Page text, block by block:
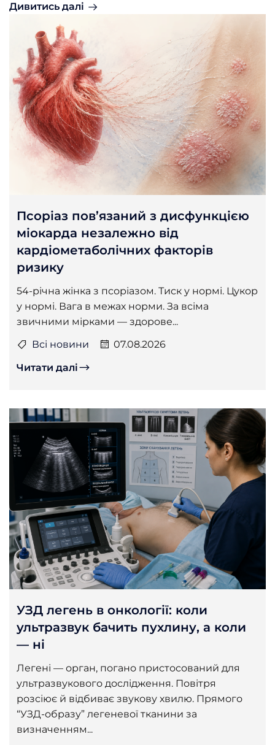
Дивитись далі
Псоріаз пов’язаний з дисфункцією
міокарда незалежно від
кардіометаболічних факторів
ризику
54-річна жінка з псоріазом. Тиск у нормі. Цукор
у нормі. Вага в межах норми. За всіма
звичними мірками — здорове...
Всі новини
07.08.2026
Читати далі
УЗД легень в онкології: коли
ультразвук бачить пухлину, а коли
— ні
Легені — орган, погано пристосований для
ультразвукового дослідження. Повітря
розсіює й відбиває звукову хвилю. Прямого
“УЗД-образу” легеневої тканини за
визначенням...